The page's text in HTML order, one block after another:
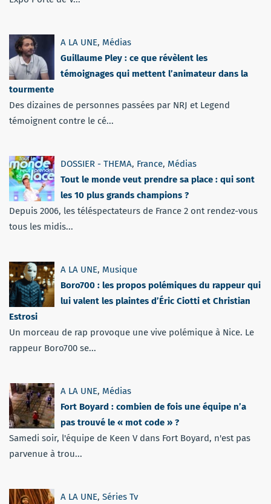
A LA UNE, Médias
Guillaume Pley : ce que révèlent les
témoignages qui mettent l’animateur dans la
tourmente
Des dizaines de personnes passées par NRJ et Legend
témoignent contre le cé...
DOSSIER - THEMA, France, Médias
Tout le monde veut prendre sa place : qui sont
les 10 plus grands champions ?
Depuis 2006, les téléspectateurs de France 2 ont rendez-vous
tous les midis...
A LA UNE, Musique
Boro700 : les propos polémiques du rappeur qui
lui valent les plaintes d’Éric Ciotti et Christian
Estrosi
Un morceau de rap provoque une vive polémique à Nice. Le
rappeur Boro700 se...
A LA UNE, Médias
Fort Boyard : combien de fois une équipe n’a
pas trouvé le « mot code » ?
Samedi soir, l'équipe de Keen V dans Fort Boyard, n'est pas
parvenue à trou...
A LA UNE, Séries Tv